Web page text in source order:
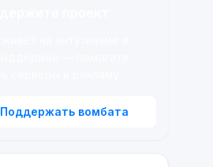
Поддержать вомбата